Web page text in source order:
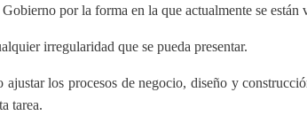
por la forma en la que actualmente se
irregularidad que se pueda presentar.
los procesos de negocio, diseño y
tarea.